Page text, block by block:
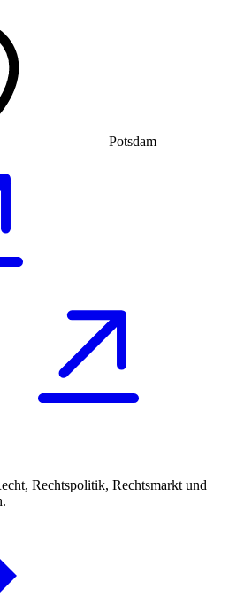
Potsdam
Rechtspolitik, Rechtsmarkt und